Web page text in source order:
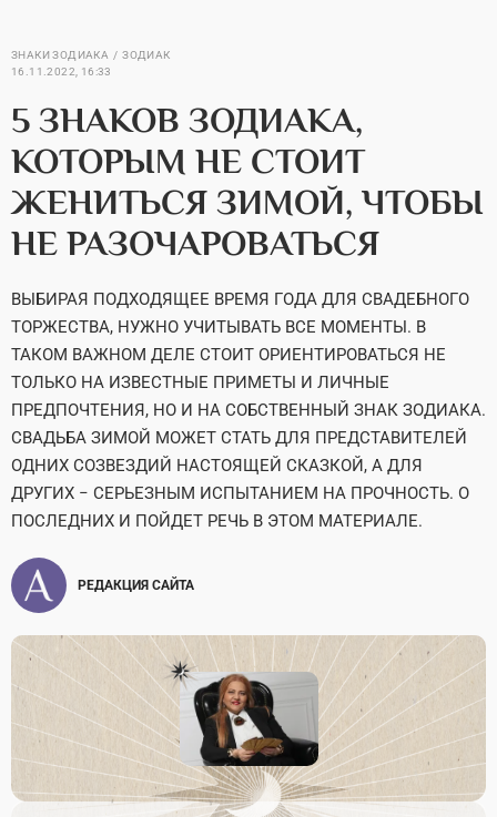
ЗНАКИ ЗОДИАКА
ЗОДИАК
16.11.2022, 16:33
5 ЗНАКОВ ЗОДИАКА,
КОТОРЫМ НЕ СТОИТ
ЖЕНИТЬСЯ ЗИМОЙ, ЧТОБЫ
НЕ РАЗОЧАРОВАТЬСЯ
ВЫБИРАЯ ПОДХОДЯЩЕЕ ВРЕМЯ ГОДА ДЛЯ СВАДЕБНОГО
ТОРЖЕСТВА, НУЖНО УЧИТЫВАТЬ ВСЕ МОМЕНТЫ. В
ТАКОМ ВАЖНОМ ДЕЛЕ СТОИТ ОРИЕНТИРОВАТЬСЯ НЕ
ТОЛЬКО НА ИЗВЕСТНЫЕ ПРИМЕТЫ И ЛИЧНЫЕ
ПРЕДПОЧТЕНИЯ, НО И НА СОБСТВЕННЫЙ ЗНАК ЗОДИАКА.
СВАДЬБА ЗИМОЙ МОЖЕТ СТАТЬ ДЛЯ ПРЕДСТАВИТЕЛЕЙ
ОДНИХ СОЗВЕЗДИЙ НАСТОЯЩЕЙ СКАЗКОЙ, А ДЛЯ
ДРУГИХ − СЕРЬЕЗНЫМ ИСПЫТАНИЕМ НА ПРОЧНОСТЬ. О
ПОСЛЕДНИХ И ПОЙДЕТ РЕЧЬ В ЭТОМ МАТЕРИАЛЕ.
РЕДАКЦИЯ САЙТА